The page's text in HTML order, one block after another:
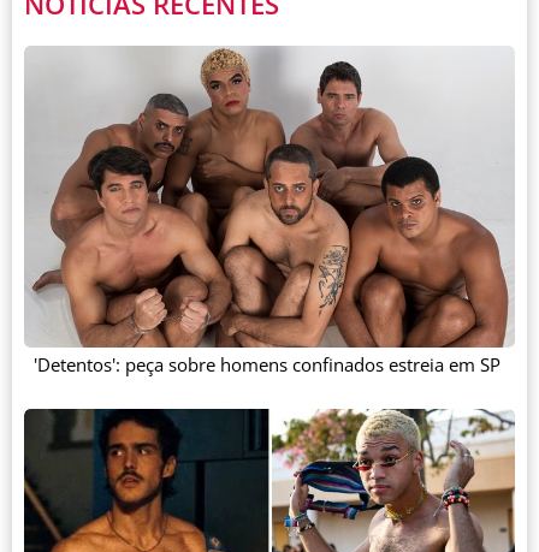
'Detentos': peça sobre homens confinados estreia em SP